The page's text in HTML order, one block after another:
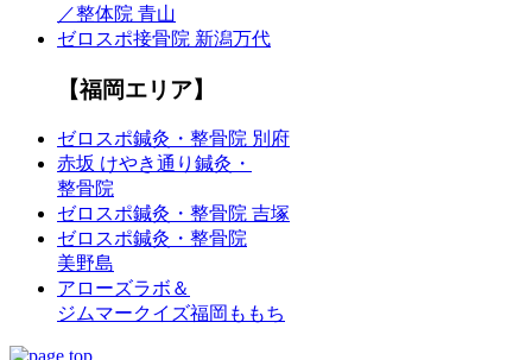
／整体院 青山
ゼロスポ接骨院 新潟万代
【福岡エリア】
ゼロスポ鍼灸・整骨院 別府
赤坂 けやき通り鍼灸・
整骨院
ゼロスポ鍼灸・整骨院 吉塚
ゼロスポ鍼灸・整骨院
美野島
アローズラボ＆
ジムマークイズ福岡ももち